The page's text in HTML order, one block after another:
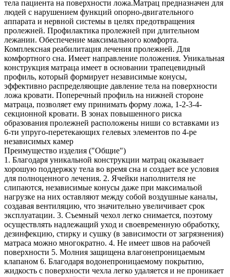
тела пациента на поверхности ложа.Матрац предназначен для
людей с нарушением функций опорно-двигательного
аппарата и нервной системы в целях предотвращения
пролежней. Профилактика пролежней при длительном
лежании. Обеспечение максимального комфорта.
Комплексная реабилитация лечения пролежней. Для
комфортного сна. Имеет направление положения. Уникальная
конструкция матраца имеет в основании трапецевидный
профиль, который формирует независимые конусы,
эффективно распределяющие давление тела на поверхности
ложа кровати. Поперечный профиль на нижней стороне
матраца, позволяет ему принимать форму ложа, 1-2-3-4-
секционной кровати. В зонах повышенного риска
образования пролежней расположены ниши со вставками из
6-ти упруго-перетекающих гелевых элементов по 4-ре
независимых камер
Преимущество изделия ("Общие")
1. Благодаря уникальной конструкции матрац оказывает
хорошую поддержку тела во время сна и создает все условия
для полноценного лечения. 2. Ячейки наполнителя не
слипаются, независимые конусы даже при максимальой
нагрузке на них оставляют между собой воздушные каналы,
создавая вентиляцию, что значительно увеличивает срок
эксплуатации. 3. Съемный чехол легко снимается, поэтому
осуществлять надлежащий уход и своевременную обработку,
дезинфекцию, стирку и сушку (в зависимости от загрязнения)
матраса можно многократно. 4. Не имеет швов на рабочей
поверхности 5. Молния защищена влагонепроницаемым
клапаном 6. Благодаря водонепроницаемому покрытию,
жидкость с поверхности чехла легко удаляется и не проникает